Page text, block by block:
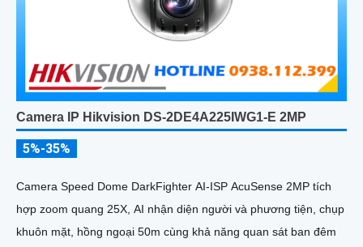
Camera IP Hikvision DS-2DE4A225IWG1-E 2MP
5%-35%
Camera Speed Dome DarkFighter AI-ISP AcuSense 2MP tích
hợp zoom quang 25X, AI nhận diện người và phương tiện, chụp
khuôn mặt, hồng ngoại 50m cùng khả năng quan sát ban đêm